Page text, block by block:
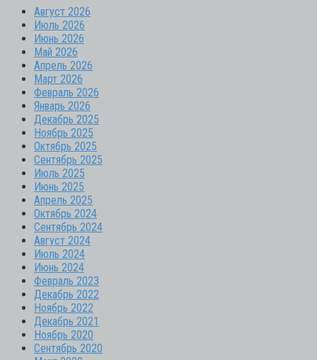
Август 2026
Июль 2026
Июнь 2026
Май 2026
Апрель 2026
Март 2026
Февраль 2026
Январь 2026
Декабрь 2025
Ноябрь 2025
Октябрь 2025
Сентябрь 2025
Июль 2025
Июнь 2025
Апрель 2025
Октябрь 2024
Сентябрь 2024
Август 2024
Июль 2024
Июнь 2024
Февраль 2023
Декабрь 2022
Ноябрь 2022
Декабрь 2021
Ноябрь 2020
Сентябрь 2020